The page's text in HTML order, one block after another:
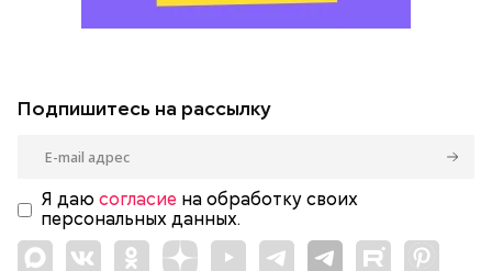
Подпишитесь на рассылку
Я даю согласие на обработку своих
персональных данных.